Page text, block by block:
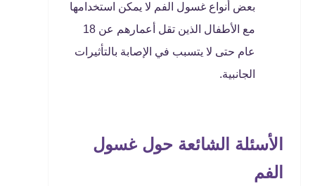
بعض أنواع غسول الفم لا يمكن استخدامها
مع الأطفال الذين تقل أعمارهم عن 18
عام حتى لا يتسبب في الإصابة بالتأثيرات
الجانبية.
الأسئلة الشائعة حول غسول
الفم